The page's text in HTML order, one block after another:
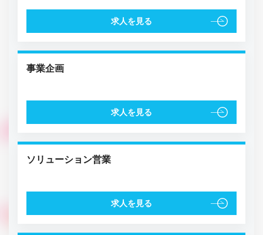
求人を見る
事業企画
求人を見る
ソリューション営業
求人を見る